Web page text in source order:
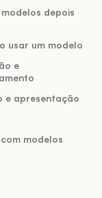
depois
usar um modelo
e
e apresentação
modelos